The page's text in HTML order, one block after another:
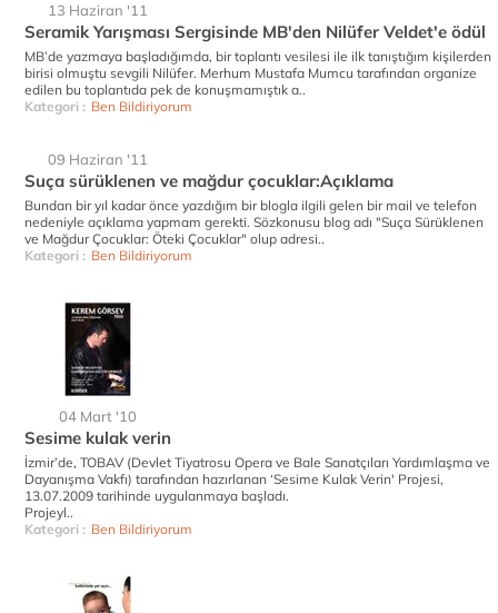
13 Haziran '11
Seramik Yarışması Sergisinde MB'den Nilüfer Veldet'e ödül
MB’de yazmaya başladığımda, bir toplantı vesilesi ile ilk tanıştığım kişilerden
birisi olmuştu sevgili Nilüfer. Merhum Mustafa Mumcu tarafından organize
edilen bu toplantıda pek de konuşmamıştık a..
Kategori : Ben Bildiriyorum
09 Haziran '11
Suça sürüklenen ve mağdur çocuklar:Açıklama
Bundan bir yıl kadar önce yazdığım bir blogla ilgili gelen bir mail ve telefon
nedeniyle açıklama yapmam gerekti. Sözkonusu blog adı "Suça Sürüklenen
ve Mağdur Çocuklar: Öteki Çocuklar" olup adresi..
Kategori : Ben Bildiriyorum
04 Mart '10
Sesime kulak verin
İzmir’de, TOBAV (Devlet Tiyatrosu Opera ve Bale Sanatçıları Yardımlaşma ve
Dayanışma Vakfı) tarafından hazırlanan ‘Sesime Kulak Verin' Projesi,
13.07.2009 tarihinde uygulanmaya başladı.
Projeyl..
Kategori : Ben Bildiriyorum